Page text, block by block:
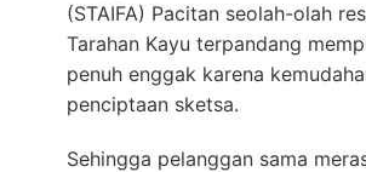
(STAIFA) Pacitan seolah-olah
Tarahan Kayu terpandang
penuh enggak karena
penciptaan sketsa.
Sehingga pelanggan sama